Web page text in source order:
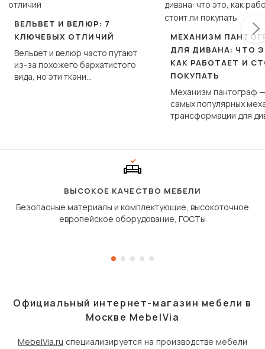
ВЕЛЬВЕТ И ВЕЛЮР: 7
КЛЮЧЕВЫХ ОТЛИЧИЙ
Вельвет и велюр часто путают
из-за похожего бархатистого
вида, но эти ткани
МЕХАНИЗМ
ДЛЯ ДИВАНА: ЧТО
КАК РАБОТАЕТ И
ПОКУПАТЬ
Механизм пантограф
самых популярных
трансформации для
сиденье не
дугообразной
ВЫСОКОЕ КАЧЕСТВО МЕБЕЛИ
Безопасные материалы и комплектующие, высокоточное
европейское оборудование, ГОСТы
Официальный интернет-магазин мебели в
Москве MebelVia
MebelVia.ru специализируется на производстве мебели